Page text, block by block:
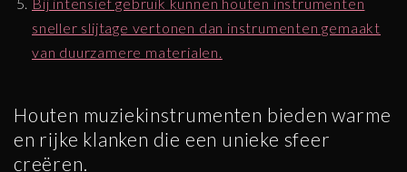
Bij intensief gebruik kunnen houten instrumenten
sneller slijtage vertonen dan instrumenten gemaakt
van duurzamere materialen.
Houten muziekinstrumenten bieden warme
en rijke klanken die een unieke sfeer
creëren.